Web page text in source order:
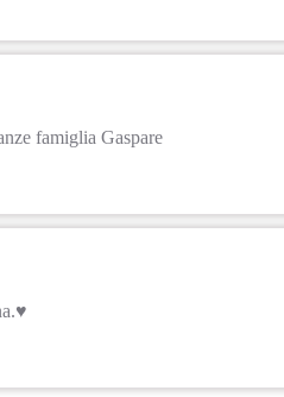
famiglia Gaspare